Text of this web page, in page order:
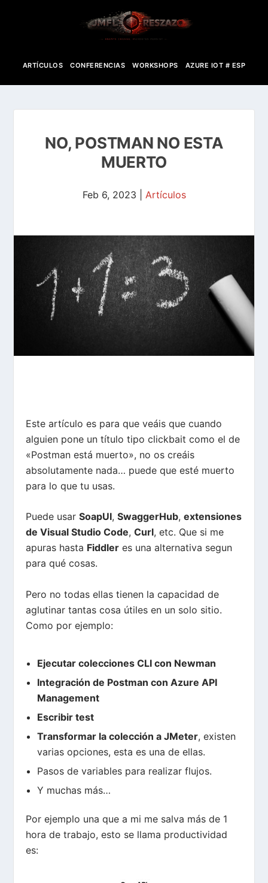
ARTÍCULOS CONFERENCIAS WORKSHOPS AZURE IOT # ESP
NO, POSTMAN NO ESTA
MUERTO
Feb 6, 2023 Artículos
Este artículo es para que veáis que cuando
alguien pone un título tipo clickbait como el de
«Postman está muerto», no os creáis
absolutamente nada… puede que esté muerto
para lo que tu usas.
Puede usarSoapUI,SwaggerHub,extensiones
de Visual Studio Code,Curl, etc. Que si me
apuras hasta Fiddler es una alternativa segun
para qué cosas.
Pero no todas ellas tienen la capacidad de
aglutinar tantas cosa útiles en un solo sitio.
Como por ejemplo:
Ejecutar colecciones CLI con Newman
Integración de Postman con Azure API
Management
Escribir test
Transformar la colección a JMeter, existen
varias opciones, esta es una de ellas.
Pasos de variablespara realizar flujos.
Y muchas más…
Por ejemplo una que a mi me salva más de 1
hora de trabajo, esto se llama productividad
es: